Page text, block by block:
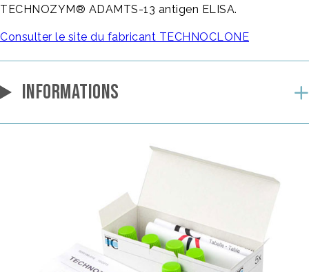
TECHNOZYM® ADAMTS-13 antigen ELISA.
Consulter le site du fabricant TECHNOCLONE
INFORMATIONS